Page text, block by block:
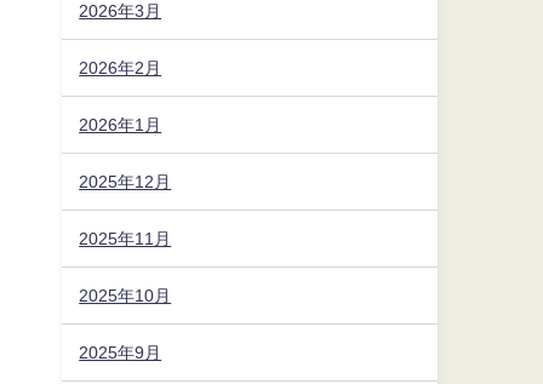
2026年3月
2026年2月
2026年1月
2025年12月
2025年11月
2025年10月
2025年9月